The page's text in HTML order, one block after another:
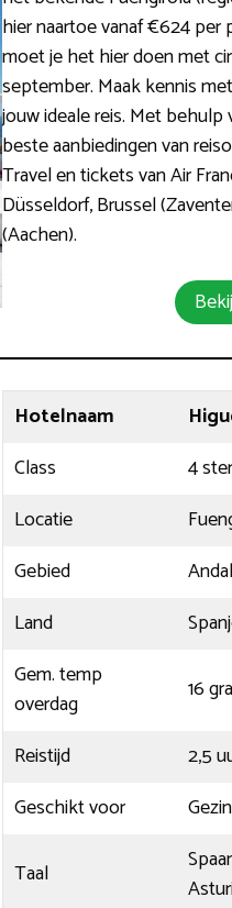
hier naartoe vanaf €624 per
moet je het hier doen met
september. Maak kennis
jouw ideale reis. Met
beste aanbiedingen van
Travel en tickets van Air
Düsseldorf, Brussel
(Aachen).
Hotelnaam
Class
4
Locatie
Gebied
Land
Gem. temp
overdag
16
Reistijd
2,5
Geschikt voor
Taal